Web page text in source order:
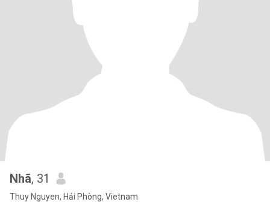
Nhã, 31
Thuy Nguyen, Hải Phòng, Vietnam